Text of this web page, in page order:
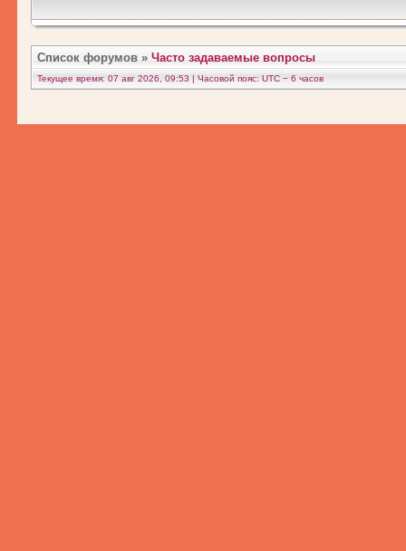
Список форумов » Часто задаваемые вопросы
Текущее время: 07 авг 2026, 09:53 | Часовой пояс: UTC − 6 часов